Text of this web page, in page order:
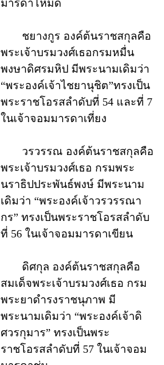
มารดาโหมด
ชยางกูร องค์ต้นราชสกุลคือ
พระเจ้าบรมวงศ์เธอกรมหมื่น
พงษาดิศรมหิป มีพระนามเดิมว่า
“พระองค์เจ้าไชยานุชิต”ทรงเป็น
พระราชโอรสลำดับที่ 54 และที่ 7
ในเจ้าจอมมารดาเที่ยง
วรวรรณ องค์ต้นราชสกุลคือ
พระเจ้าบรมวงศ์เธอ กรมพระ
นราธิปประพันธ์พงษ์ มีพระนาม
เดิมว่า “พระองค์เจ้าวรวรรณา
กร” ทรงเป็นพระราชโอรสลำดับ
ที่ 56 ในเจ้าจอมมารดาเขียน
ดิศกุล องค์ต้นราชสกุลคือ
สมเด็จพระเจ้าบรมวงศ์เธอ กรม
พระยาดำรงราชนุภาพ มี
พระนามเดิมว่า “พระองค์เจ้าดิ
ศวรกุมาร” ทรงเป็นพระ
ราชโอรสลำดับที่ 57 ในเจ้าจอม